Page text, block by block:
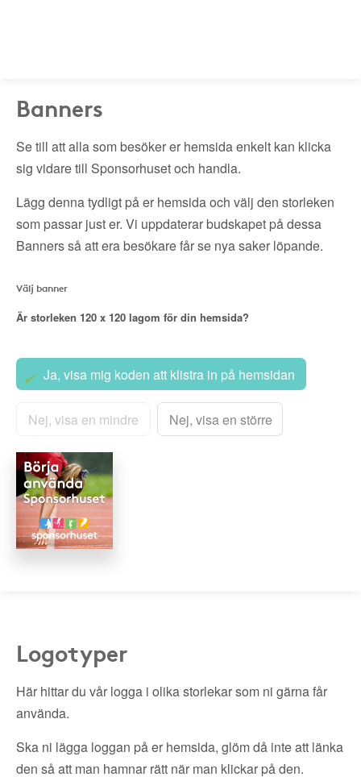
Banners
Se till att alla som besöker er hemsida enkelt kan klicka
sig vidare till Sponsorhuset och handla.
Lägg denna tydligt på er hemsida och välj den storleken
som passar just er. Vi uppdaterar budskapet på dessa
Banners så att era besökare får se nya saker löpande.
Välj banner
Är storleken 120 x 120 lagom för din hemsida?
Ja, visa mig koden att klistra in på hemsidan
Nej, visa en mindre Nej, visa en större
Logotyper
Här hittar du vår logga i olika storlekar som ni gärna får
använda.
Ska ni lägga loggan på er hemsida, glöm då inte att länka
den så att man hamnar rätt när man klickar på den.